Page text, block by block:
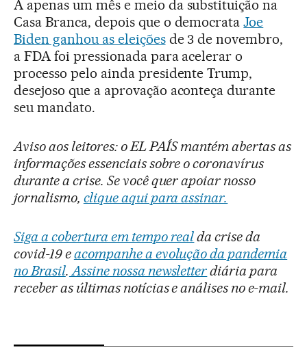
A apenas um mês e meio da substituição na
Casa Branca, depois que o democrataJoe
Biden ganhou as eleiçõesde 3 de novembro,
a FDA foi pressionada para acelerar o
processo pelo ainda presidente Trump,
desejoso que a aprovação aconteça durante
seu mandato.
Aviso aos leitores: o EL PAÍS mantém abertas as
informações essenciais sobre o coronavírus
durante a crise. Se você quer apoiar nosso
jornalismo, clique aqui para assinar.
Siga a cobertura em tempo realda crise da
covid-19 eacompanhe a evolução da pandemia
no Brasil. Assine nossa newsletterdiária para
receber as últimas notícias e análises no e-mail.